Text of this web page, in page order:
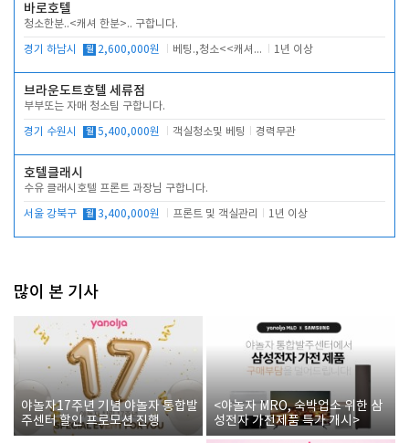
바로호텔
청소한분..<캐셔 한분>.. 구합니다.
경기 하남시 월 2,600,000원 베팅.,청소<<캐셔 모셔봅니다. 1년 이상
브라운도트호텔 세류점
부부또는 자매 청소팀 구합니다.
경기 수원시 월 5,400,000원 객실청소및 베팅 경력무관
호텔클래시
수유 클래시호텔 프론트 과장님 구합니다.
서울 강북구 월 3,400,000원 프론트 및 객실관리 1년 이상
많이 본 기사
야놀자17주년 기념 야놀자 통합발
주센터 할인 프로모션 진행
<야놀자 MRO, 숙박업소 위한 삼
성전자 가전제품 특가 개시>